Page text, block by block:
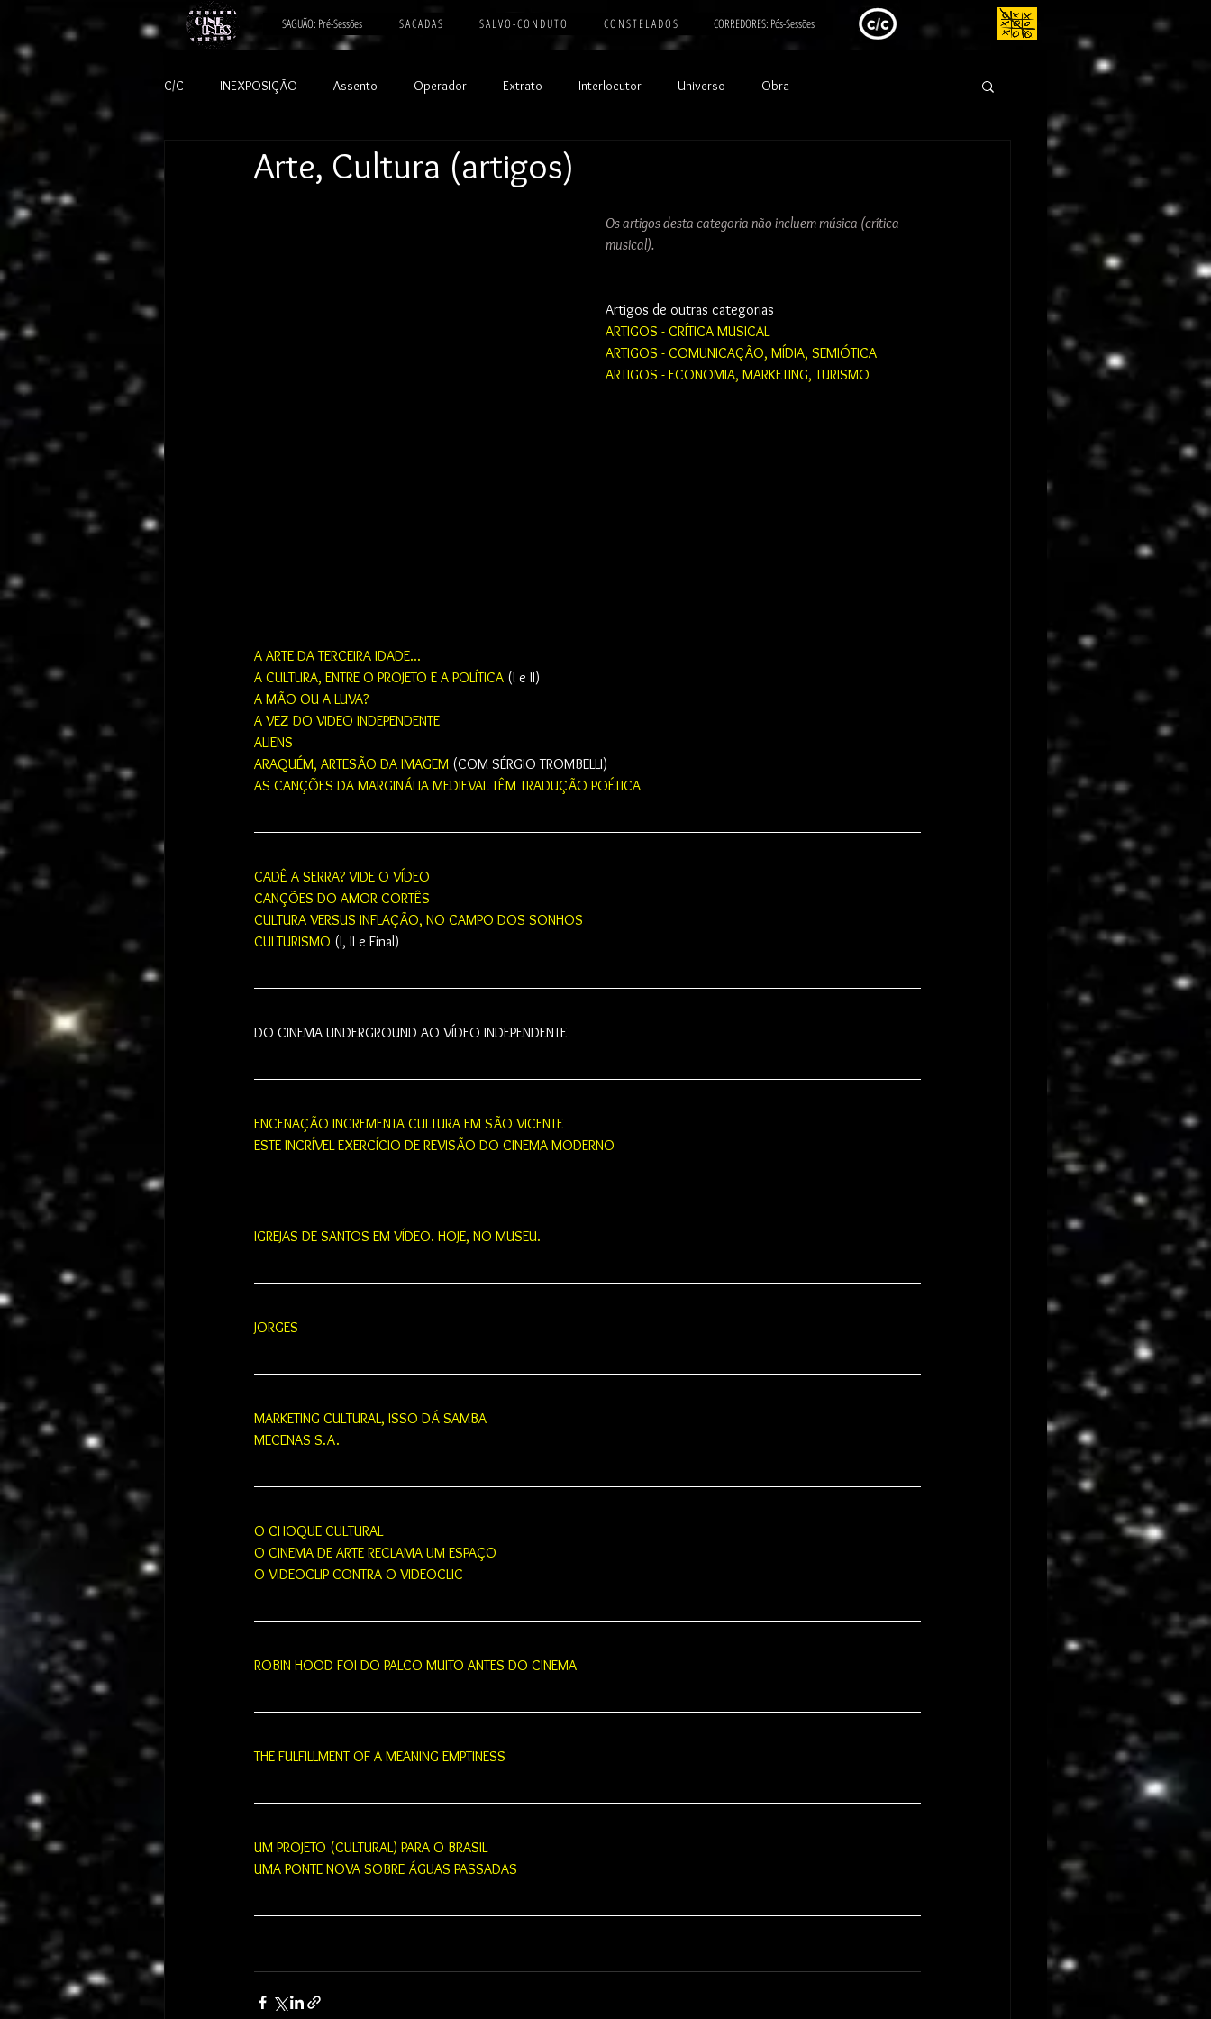
SAGUÃO: Pré-Sessões S A C A D A S S A L V O - C O N D U T O C O N S T E L A D O S CORREDORES: Pós-Sessões
C/C INEXPOSIÇÃO Assento Operador Extrato Interlocutor Universo Obra
Arte, Cultura (artigos)
Os artigos desta categoria não incluem música (crítica
musical).
Artigos de outras categorias
ARTIGOS - CRÍTICA MUSICAL
ARTIGOS - COMUNICAÇÃO, MÍDIA, SEMIÓTICA
ARTIGOS - ECONOMIA, MARKETING, TURISMO
A ARTE DA TERCEIRA IDADE...
A CULTURA, ENTRE O PROJETO E A POLÍTICA (I e II)
A MÃO OU A LUVA?
A VEZ DO VIDEO INDEPENDENTE
ALIENS
ARAQUÉM, ARTESÃO DA IMAGEM (COM SÉRGIO TROMBELLI)
AS CANÇÕES DA MARGINÁLIA MEDIEVAL TÊM TRADUÇÃO POÉTICA
CADÊ A SERRA? VIDE O VÍDEO
CANÇÕES DO AMOR CORTÊS
CULTURA VERSUS INFLAÇÃO, NO CAMPO DOS SONHOS
CULTURISMO (I, II e Final)
DO CINEMA UNDERGROUND AO VÍDEO INDEPENDENTE
ENCENAÇÃO INCREMENTA CULTURA EM SÃO VICENTE
ESTE INCRÍVEL EXERCÍCIO DE REVISÃO DO CINEMA MODERNO
IGREJAS DE SANTOS EM VÍDEO. HOJE, NO MUSEU.
JORGES
MARKETING CULTURAL, ISSO DÁ SAMBA
MECENAS S.A.
O CHOQUE CULTURAL
O CINEMA DE ARTE RECLAMA UM ESPAÇO
O VIDEOCLIP CONTRA O VIDEOCLIC
ROBIN HOOD FOI DO PALCO MUITO ANTES DO CINEMA
THE FULFILLMENT OF A MEANING EMPTINESS
UM PROJETO (CULTURAL) PARA O BRASIL
UMA PONTE NOVA SOBRE ÁGUAS PASSADAS